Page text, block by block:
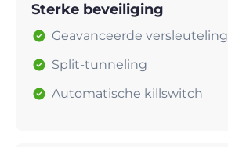
Sterke beveiliging
Geavanceerde versleuteling
Split-tunneling
Automatische killswitch